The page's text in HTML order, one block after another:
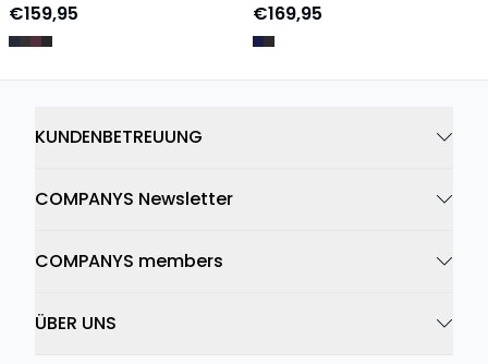
€159,95 €169,95
KUNDENBETREUUNG
COMPANYS Newsletter
COMPANYS members
ÜBER UNS